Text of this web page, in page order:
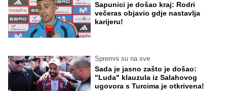
Sapunici je došao kraj: Rodri
večeras objavio gdje nastavlja
karijeru!
Spremni su na sve
Sada je jasno zašto je došao:
"Luda" klauzula iz Salahovog
ugovora s Turcima je otkrivena!